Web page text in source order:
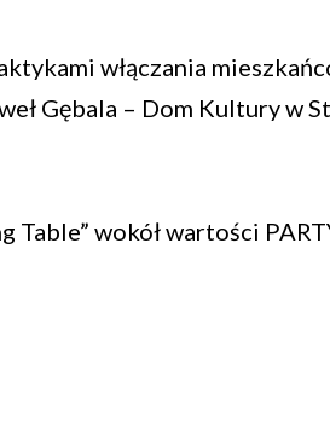
włączania
Gębala – Dom Kultury w
wokół wartości